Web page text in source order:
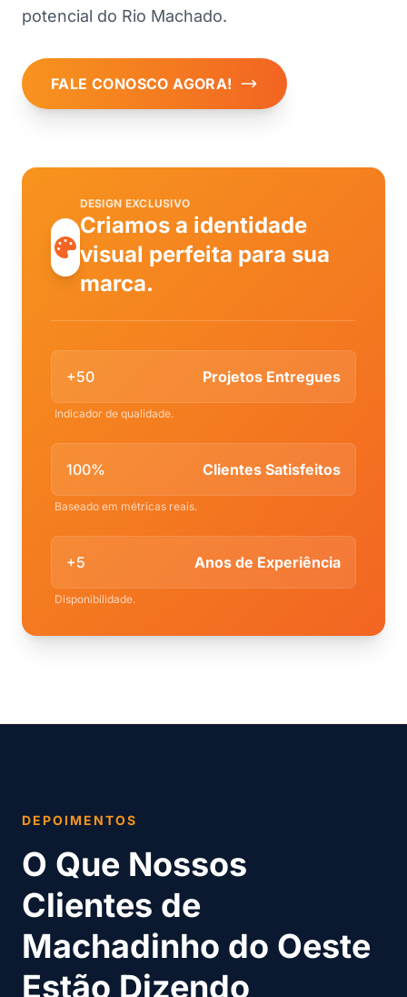
potencial do Rio Machado.
FALE CONOSCO AGORA!
DESIGN EXCLUSIVO
Criamos a identidade
visual perfeita para sua
marca.
+50 Projetos Entregues
Indicador de qualidade.
100% Clientes Satisfeitos
Baseado em métricas reais.
+5 Anos de Experiência
Disponibilidade.
DEPOIMENTOS
O Que Nossos
Clientes de
Machadinho do Oeste
Estão Dizendo